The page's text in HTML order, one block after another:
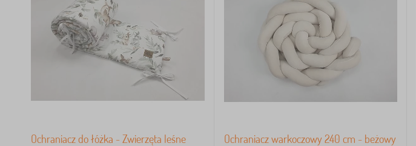
Ochraniacz do łóżka - Zwierzęta leśne Ochraniacz warkoczowy 240 cm - beżowy